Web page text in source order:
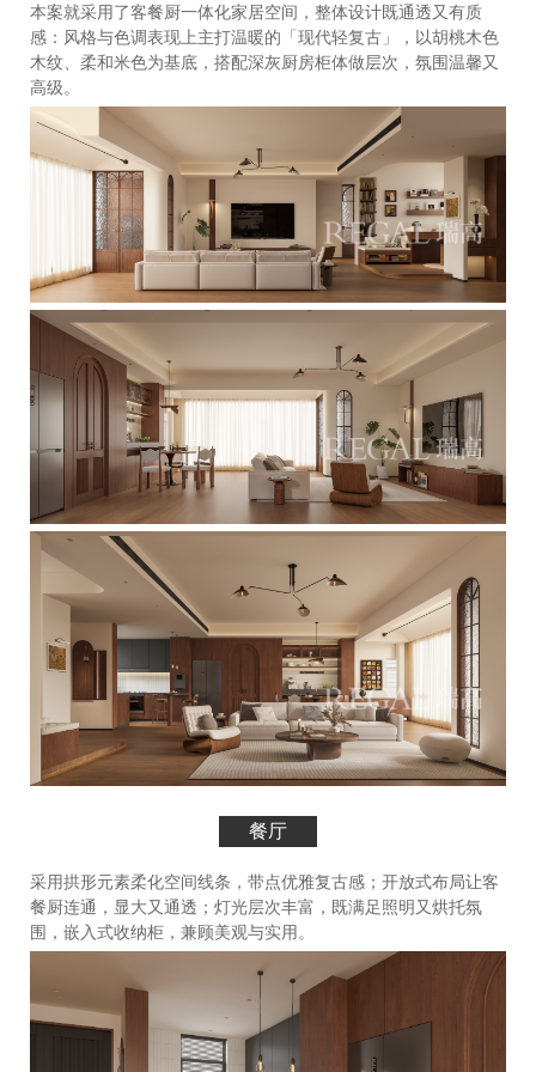
本案就采用了客餐厨一体化家居空间，整体设计既通透又有质
感：风格与色调表现上主打温暖的「现代轻复古」，以胡桃木色
木纹、柔和米色为基底，搭配深灰厨房柜体做层次，氛围温馨又
高级。
餐厅
采用拱形元素柔化空间线条，带点优雅复古感；开放式布局让客
餐厨连通，显大又通透；灯光层次丰富，既满足照明又烘托氛
围，嵌入式收纳柜，兼顾美观与实用。